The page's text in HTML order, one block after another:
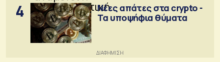
4
Νέες απάτες στα crypto -
Τα υποψήφια θύματα